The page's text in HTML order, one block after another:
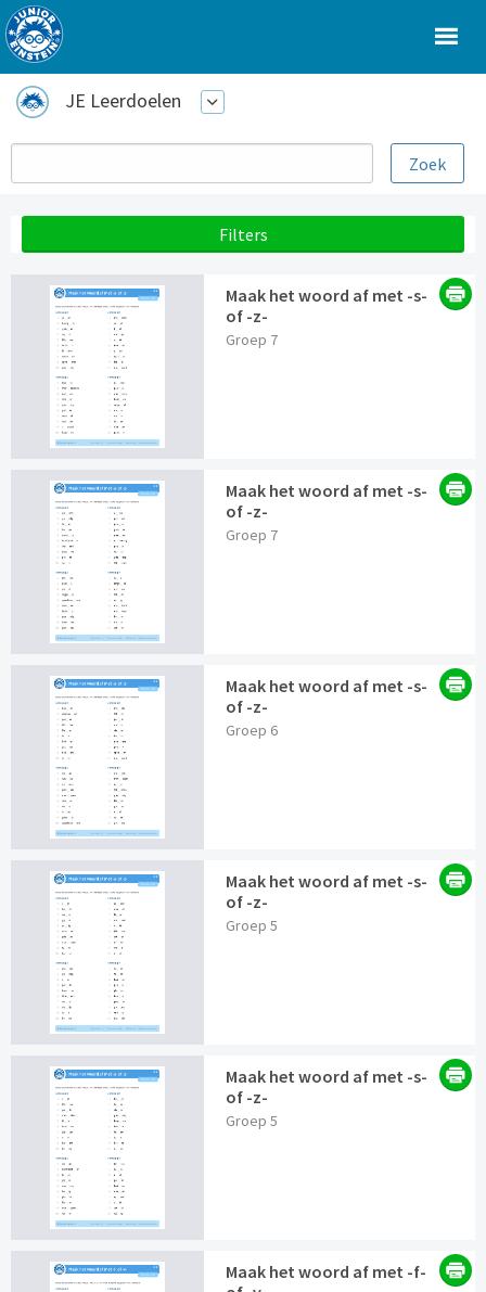
JE Leerdoelen
Filters
Maak het woord af met -s-
of -z-
Groep 7
Maak het woord af met -s-
of -z-
Groep 7
Maak het woord af met -s-
of -z-
Groep 6
Maak het woord af met -s-
of -z-
Groep 5
Maak het woord af met -s-
of -z-
Groep 5
Maak het woord af met -f-